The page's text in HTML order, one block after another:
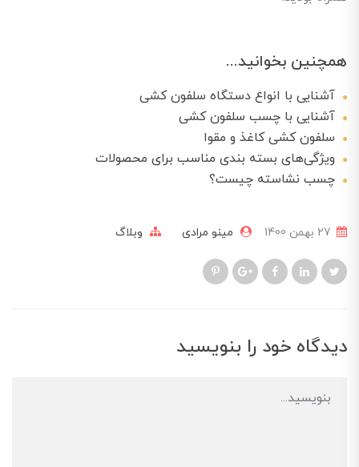
همچنین بخوانید...
آشنایی با انواع دستگاه‌ سلفون کشی
آشنایی با چسب سلفون کشی
سلفون کشی کاغذ و مقوا
ویژگی‌های بسته بندی مناسب برای محصولات
چسب نشاسته چیست؟
مینو مرادی وبلاگ
دیدگاه خود را بنویسید